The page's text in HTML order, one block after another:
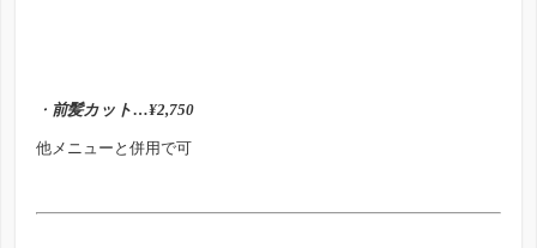
・ 前髪カット…¥2,750
他メニューと併用で可